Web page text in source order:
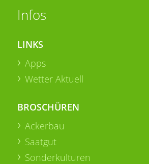
Infos
LINKS
Apps
Wetter Aktuell
BROSCHÜREN
Ackerbau
Saatgut
Sonderkulturen